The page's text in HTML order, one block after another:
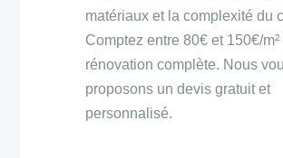
matériaux et la complexité du
Comptez entre 80€ et 150€/
rénovation complète. Nous
proposons un devis gratuit et
personnalisé.